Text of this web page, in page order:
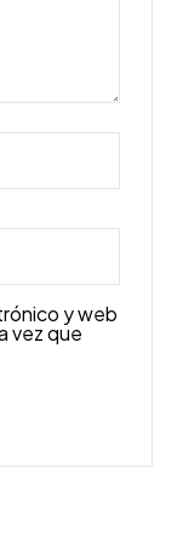
y web
vez que